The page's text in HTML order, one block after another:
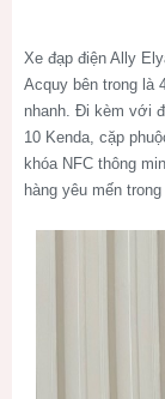
Xe đạp điện Ally
Acquy bên trong là
nhanh. Đi kèm với
10 Kenda, cặp
khóa NFC thông
hàng yêu mến